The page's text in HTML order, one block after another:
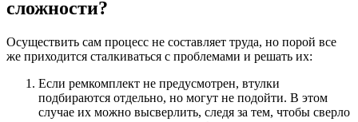
сложности?
Осуществить сам процесс не составляет труда, но порой все
же приходится сталкиваться с проблемами и решать их:
Если ремкомплект не предусмотрен, втулки
подбираются отдельно, но могут не подойти. В этом
случае их можно высверлить, следя за тем, чтобы сверло